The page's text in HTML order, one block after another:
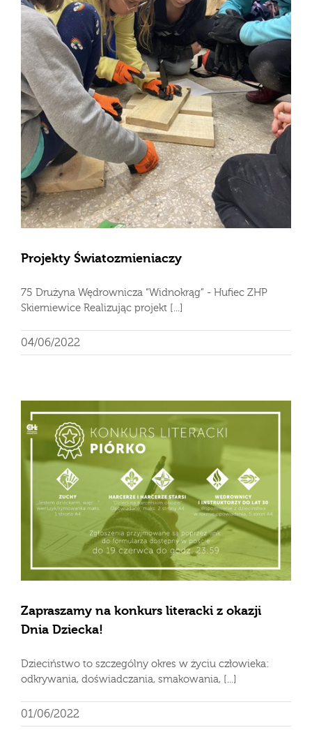
Projekty Światozmieniaczy
75 Drużyna Wędrownicza “Widnokrąg” - Hufiec ZHP
Skierniewice Realizując projekt [...]
04/06/2022
Zapraszamy na konkurs literacki z okazji
Dnia Dziecka!
Dzieciństwo to szczególny okres w życiu człowieka:
odkrywania, doświadczania, smakowania, [...]
01/06/2022